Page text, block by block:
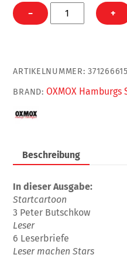
−
OXMOX
Januar
+
ARTIKELNUMMER:
BRAND: OXMOX
Beschreibung
In dieser Ausgabe:
Startcartoon
3 Peter Butschkow
Leser
6 Leserbriefe
Leser machen Stars